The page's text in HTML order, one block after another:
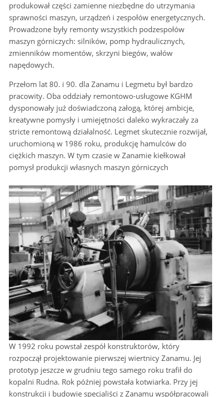
produkował części zamienne niezbędne do utrzymania
sprawności maszyn, urządzeń i zespołów energetycznych.
Prowadzone były remonty wszystkich podzespołów
maszyn górniczych: silników, pomp hydraulicznych,
zmienników momentów, skrzyni biegów, wałów
napędowych.
Przełom lat 80. i 90. dla Zanamu i Legmetu był bardzo
pracowity. Oba oddziały remontowo-usługowe KGHM
dysponowały już doświadczoną załogą, której ambicje,
kreatywne pomysły i umiejętności daleko wykraczały za
stricte remontową działalność. Legmet skutecznie rozwijał,
uruchomioną w 1986 roku, produkcję hamulców do
ciężkich maszyn. W tym czasie w Zanamie kiełkował
pomysł produkcji własnych maszyn górniczych
W 1992 roku powstał zespół konstruktorów, który
rozpoczął projektowanie pierwszej wiertnicy Zanamu. Jej
prototyp jeszcze w grudniu tego samego roku trafił do
kopalni Rudna. Rok później powstała kotwiarka. Przy jej
konstrukcji i budowie specjaliści z Zanamu współpracowali